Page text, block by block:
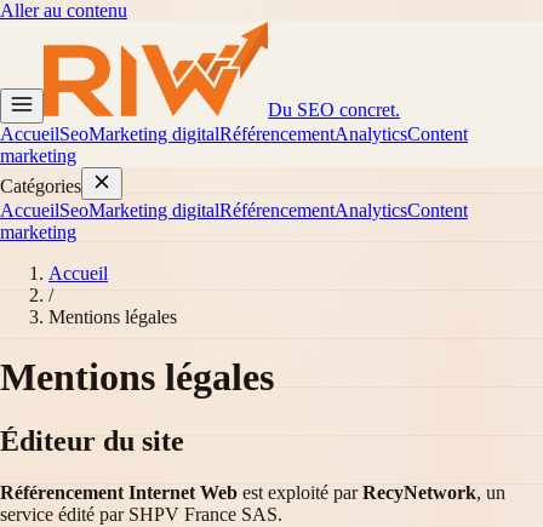
Aller au contenu
Du SEO concret.
AccueilSeoMarketing digitalRéférencementAnalyticsContent
marketing
Catégories
AccueilSeoMarketing digitalRéférencementAnalyticsContent
marketing
Accueil
/
Mentions légales
Mentions légales
Éditeur du site
Référencement Internet Web est exploité parRecyNetwork, un
service édité par SHPV France SAS.